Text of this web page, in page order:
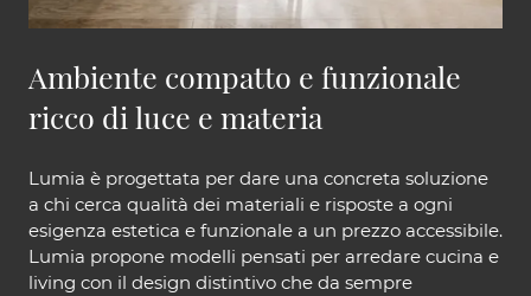
Ambiente compatto e funzionale
ricco di luce e materia
Lumia è progettata per dare una concreta soluzione
a chi cerca qualità dei materiali e risposte a ogni
esigenza estetica e funzionale a un prezzo accessibile.
Lumia propone modelli pensati per arredare cucina e
living con il design distintivo che da sempre